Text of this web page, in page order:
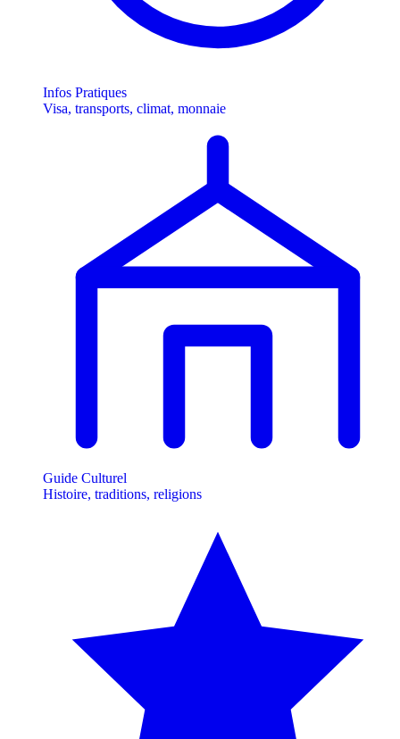
Infos Pratiques
Visa, transports, climat, monnaie
Guide Culturel
Histoire, traditions, religions